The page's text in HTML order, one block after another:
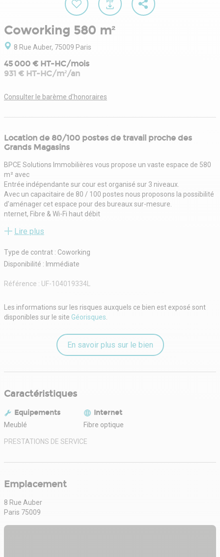
Coworking 580 m²
8 Rue Auber, 75009 Paris
45 000 € HT-HC/mois
931 € HT-HC/m²/an
Consulter le barème d'honoraires
Location de 80/100 postes de travail proche des
Grands Magasins
BPCE Solutions Immobilières vous propose un vaste espace de 580
m² avec
Entrée indépendante sur cour est organisé sur 3 niveaux.
Avec un capacitaire de 80 / 100 postes nous proposons la possibilité
d'aménager cet espace pour des bureaux sur-mesure.
nternet, Fibre & Wi-Fi haut débit
Entretien, réparations et mise aux normes
Maintenance et entretien des espaces par nos équipes de
techniciens internes
R+1 - 580.00 m²
Loyer pour 100 poste : 450€ /poste
Lire plus
Type de contrat : Coworking
Disponibilité : Immédiate
Référence : UF-104019334L
Les informations sur les risques auxquels ce bien est exposé sont
disponibles sur le site Géorisques.
En savoir plus sur le bien
Caractéristiques
Equipements
Meublé
Internet
Fibre optique
PRESTATIONS DE SERVICE
Emplacement
8 Rue Auber
Paris 75009